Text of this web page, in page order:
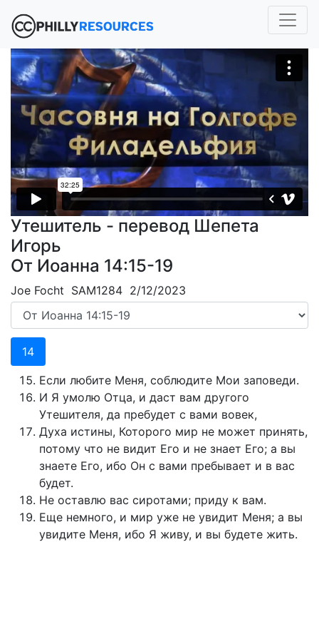
Утешитель - перевод Шепета
Игорь
От Иоанна 14:15-19
Joe Focht SAM1284 2/12/2023
14
Если любите Меня, соблюдите Мои заповеди.
И Я умолю Отца, и даст вам другого
Утешителя, да пребудет с вами вовек,
Духа истины, Которого мир не может принять,
потому что не видит Его и не знает Его; а вы
знаете Его, ибо Он с вами пребывает и в вас
будет.
Не оставлю вас сиротами; приду к вам.
Еще немного, и мир уже не увидит Меня; а вы
увидите Меня, ибо Я живу, и вы будете жить.